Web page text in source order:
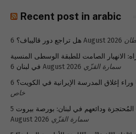
Recent post in arabic
هل تراجع دور قاليباف؟ 6 August 2026
الانهيار الصامت للطبقة الوسطى المنسية
في لبنان 6 August 2026 سمارة القزّي
وراء إغلاق المدرسة الإيرانية في الكويت؟
خاص
ودائعهم في لبنان: بورصة بيروت 5
August 2026 سمارة القزّي